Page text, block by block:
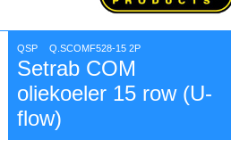
QSP Q.SCOMF528-15 2P
Setrab COM
oliekoeler 15 row (U-
flow)